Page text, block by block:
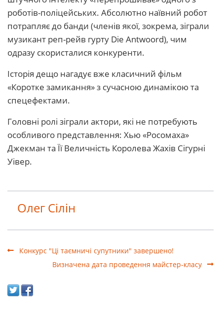
роботів-поліцейських. Абсолютно наївний робот
потрапляє до банди (членів якої, зокрема, зіграли
музикант реп-рейв гурту Die Antwoord), чим
одразу скористалися конкуренти.
Історія дещо нагадує вже класичний фільм
«Коротке замикання» з сучасною динамікою та
спецефектами.
Головні ролі зіграли актори, які не потребують
особливого представлення: Хью «Росомаха»
Джекман та Її Величність Королева Жахів Сігурні
Уівер.
Олег Сілін
Конкурс "Ці таємничі супутники" завершено!
Визначена дата проведення майстер-класу